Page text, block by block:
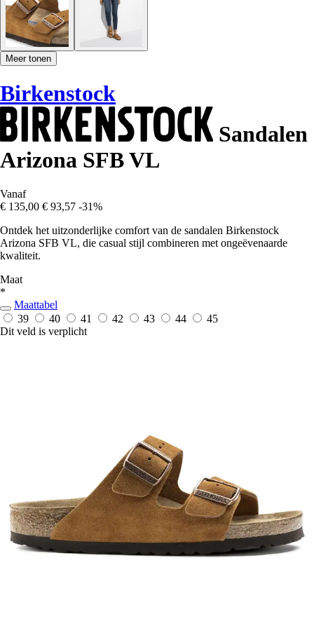
Meer tonen
Birkenstock
Sandalen
Arizona SFB VL
Vanaf
€ 135,00 € 93,57 -31%
Ontdek het uitzonderlijke comfort van de sandalen Birkenstock
Arizona SFB VL, die casual stijl combineren met ongeëvenaarde
kwaliteit.
Maat
*
Maattabel
39
40 41 42 43 44
45
Dit veld is verplicht